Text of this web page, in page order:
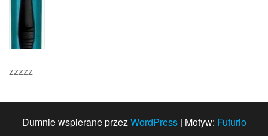
zzzzz
Dumnie wspierane przezWordPress | Motyw: Futurio